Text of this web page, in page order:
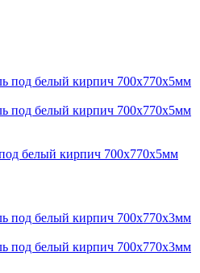
белый кирпич 700x770x5мм